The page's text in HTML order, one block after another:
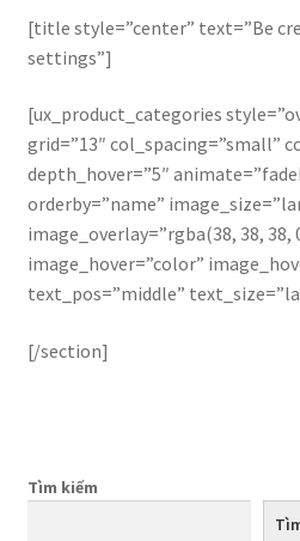
[title style=”center” text=”Be
settings”]
[ux_product_categories
grid=”13″ col_spacing=”small”
depth_hover=”5″
orderby=”name”
image_overlay=”rgba(38, 38, 38,
image_hover=”color”
text_pos=”middle”
[/section]
Tìm kiếm